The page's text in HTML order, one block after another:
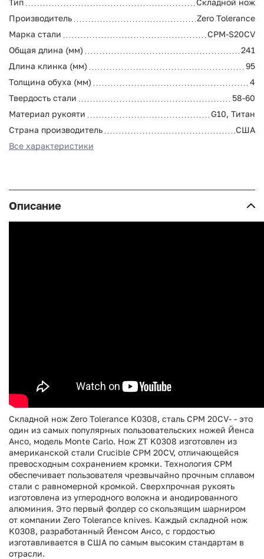
Производитель
Zero Tolerance
Марка стали
CPM-S20CV
Общая длина (мм)
241
Длина клинка (мм)
95
Толщина обуха (мм)
4
Твердость стали
58-60
Материал рукояти
G10, Титан
Страна производитель
США
Все характеристики
Описание
Складной нож Zero Tolerance K0308, сталь CPM 20CV- - это
один из самых популярных пользовательских ножей Йенса
Ансо, модель Monte Carlo. Нож ZT K0308 изготовлен из
американской стали Crucible CPM 20CV, отличающейся
превосходным сохранением кромки. Технология CPM
обеспечивает пользователя чрезвычайно прочным сплавом
стали с равномерной кромкой. Сверхпрочная рукоять
изготовлена из углеродного волокна и анодированного
алюминия. Это первый фолдер со скользящим шарниром
от компании Zero Tolerance knives. Каждый складной нож
K0308, разработанный Йенсом Ансо, с гордостью
изготавливается в США по самым высоким стандартам в
отрасли.